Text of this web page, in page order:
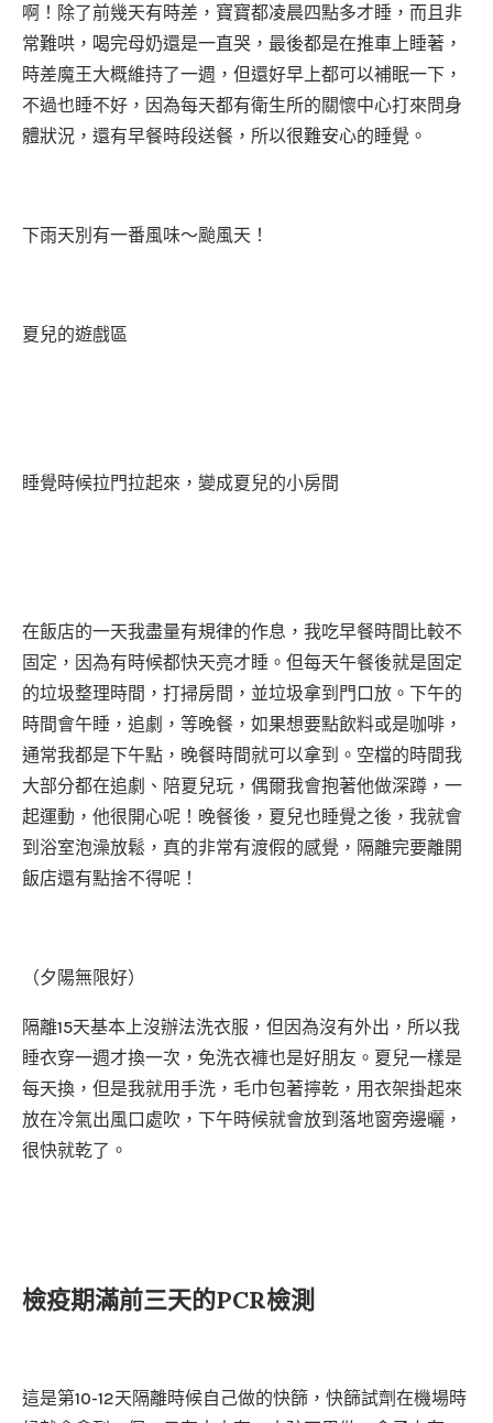
啊！除了前幾天有時差，寶寶都凌晨四點多才睡，而且非
常難哄，喝完母奶還是一直哭，最後都是在推車上睡著，
時差魔王大概維持了一週，但還好早上都可以補眠一下，
不過也睡不好，因為每天都有衛生所的關懷中心打來問身
體狀況，還有早餐時段送餐，所以很難安心的睡覺。
下雨天別有一番風味～颱風天！
夏兒的遊戲區
睡覺時候拉門拉起來，變成夏兒的小房間
在飯店的一天我盡量有規律的作息，我吃早餐時間比較不
固定，因為有時候都快天亮才睡。但每天午餐後就是固定
的垃圾整理時間，打掃房間，並垃圾拿到門口放。下午的
時間會午睡，追劇，等晚餐，如果想要點飲料或是咖啡，
通常我都是下午點，晚餐時間就可以拿到。空檔的時間我
大部分都在追劇、陪夏兒玩，偶爾我會抱著他做深蹲，一
起運動，他很開心呢！晚餐後，夏兒也睡覺之後，我就會
到浴室泡澡放鬆，真的非常有渡假的感覺，隔離完要離開
飯店還有點捨不得呢！
（夕陽無限好）
隔離15天基本上沒辦法洗衣服，但因為沒有外出，所以我
睡衣穿一週才換一次，免洗衣褲也是好朋友。夏兒一樣是
每天換，但是我就用手洗，毛巾包著擰乾，用衣架掛起來
放在冷氣出風口處吹，下午時候就會放到落地窗旁邊曬，
很快就乾了。
檢疫期滿前三天的PCR檢測
這是第10-12天隔離時候自己做的快篩，快篩試劑在機場時